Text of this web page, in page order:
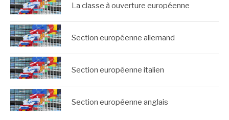
La classe à ouverture européenne
Section européenne allemand
Section européenne italien
Section européenne anglais